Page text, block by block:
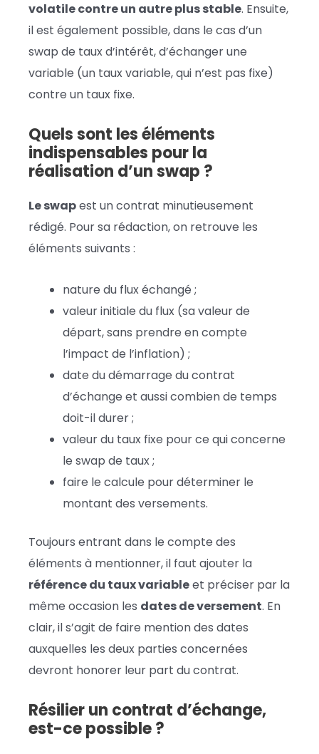
volatile contre un autre plus stable. Ensuite,
il est également possible, dans le cas d’un
swap de taux d’intérêt, d’échanger une
variable (un taux variable, qui n’est pas fixe)
contre un taux fixe.
Quels sont les éléments
indispensables pour la
réalisation d’un swap ?
Le swapest un contrat minutieusement
rédigé. Pour sa rédaction, on retrouve les
éléments suivants :
nature du flux échangé ;
valeur initiale du flux (sa valeur de
départ, sans prendre en compte
l’impact de l’inflation) ;
date du démarrage du contrat
d’échange et aussi combien de temps
doit-il durer ;
valeur du taux fixe pour ce qui concerne
le swap de taux ;
faire le calcule pour déterminer le
montant des versements.
Toujours entrant dans le compte des
éléments à mentionner, il faut ajouter la
référence du taux variableet préciser par la
même occasion les dates de versement. En
clair, il s’agit de faire mention des dates
auxquelles les deux parties concernées
devront honorer leur part du contrat.
Résilier un contrat d’échange,
est-ce possible ?